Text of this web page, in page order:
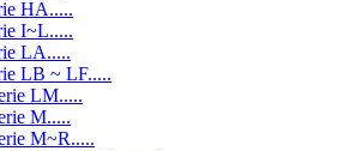
HA.....
I~L.....
LA.....
LB ~ LF.....
LM.....
M.....
M~R.....